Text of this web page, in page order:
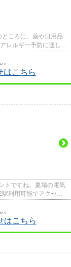
ころに、薬や日用品
レルギー予防に適し
はこちら
トですね。夏場の電気
利用可能でアクセス
はこちら